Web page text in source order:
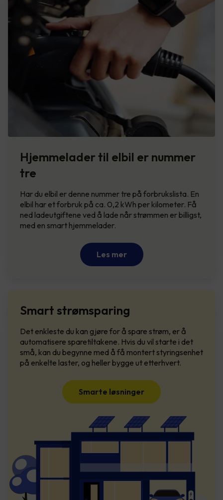
Hjemmelader til elbil er nummer
tre
Har du elbil er denne nummer tre på forbrukslista. En
elbil har et forbruk på ca. 0,2 kWh per kilometer. Få
ned ladeutgiftene ved å lade når strømmen er billigst,
med en smart hjemmelader.
Les mer
Smart strømsparing
Det enkleste du kan gjøre for å spare strøm, er å
automatisere sparetiltakene. Hvis du vil starte i det
små, kan du begynne med å få montert styringsenhet
på enkelte laster, og heller bygge ut etterhvert.
Smarte løsninger